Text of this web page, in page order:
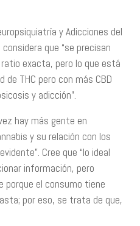
y Adicciones del
que “se precisan
exacta, pero lo que está
THC pero con más CBD
y adicción”.
hay más gente en
y su relación con los
Cree que “lo ideal
información, pero
porque el consumo tiene
por eso, se trata de que,